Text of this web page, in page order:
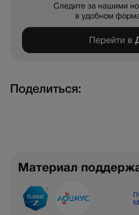
Следите за нашими
в удобном
Перейти в
Поделиться:
Материал